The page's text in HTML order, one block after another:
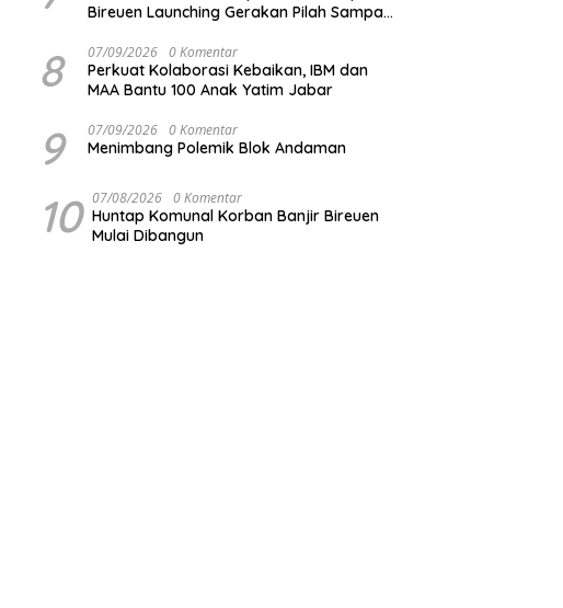
Bireuen Launching Gerakan Pilah Sampah
8 07/09/2026 0 Komentar
Perkuat Kolaborasi Kebaikan, IBM dan
MAA Bantu 100 Anak Yatim Jabar
9 07/09/2026 0 Komentar
Menimbang Polemik Blok Andaman
10 07/08/2026 0 Komentar
Huntap Komunal Korban Banjir Bireuen
Mulai Dibangun